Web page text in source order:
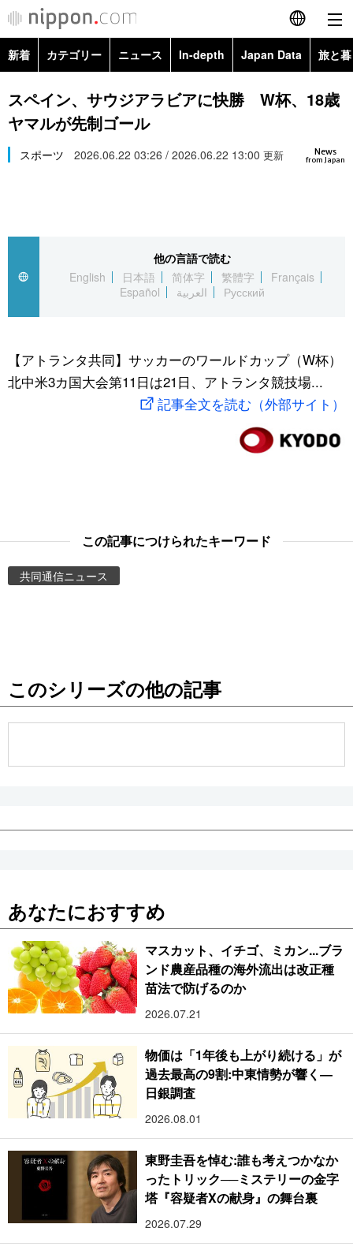
English
简体字
Русский
カテゴリー
経済・ビジネス
国際
文化
トップ
アーカイブ
In-depth
Japan Data
動画/Live
お知らせ
新着 カテゴリー ニュース In-depth Japan Data 旅と
政治・外交
経済・ビジネス
スポーツ・東京2020
Topics
スペイン、サウジアラビアに快勝 W杯、18歳
ヤマルが先制ゴール
News
from Japan
スポーツ 2026.06.22 03:26 / 2026.06.22 13:00 更新
他の言語で読む
English
日本語 简体字 繁體字
Français
Español
العربية Русский
【アトランタ共同】サッカーのワールドカップ（W杯）
北中米3カ国大会第11日は21日、アトランタ競技場...
記事全文を読む（外部サイト）
この記事につけられたキーワード
共同通信ニュース
このシリーズの他の記事
あなたにおすすめ
マスカット、イチゴ、ミカン...ブラ
ンド農産品種の海外流出は改正種
苗法で防げるのか
2026.07.21
物価は「1年後も上がり続ける」が
過去最高の9割:中東情勢が響く―
日銀調査
2026.08.01
東野圭吾を悼む:誰も考えつかなか
ったトリック──ミステリーの金字
塔『容疑者Xの献身』の舞台裏
2026.07.29